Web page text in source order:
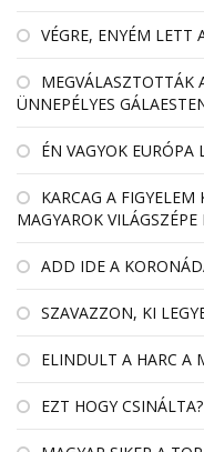
VÉGRE, ENYÉM LETT
MEGVÁLASZTOTTÁK
ÜNNEPÉLYES
ÉN VAGYOK EURÓPA
KARCAG A
MAGYAROK VILÁGSZÉPE
ADD IDE A
SZAVAZZON, KI
ELINDULT A HARC A
EZT HOGY CSINÁLTA?